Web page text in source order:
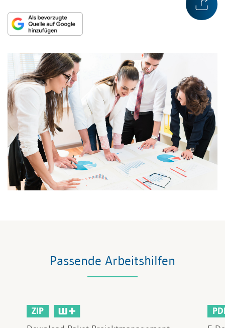
Passende Arbeitshilfen
ZIP